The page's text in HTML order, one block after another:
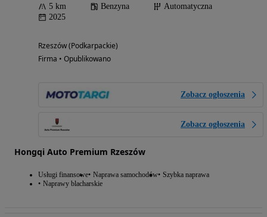
5 km Benzyna
Automatyczna
2025
Rzeszów (Podkarpackie)
Firma • Opublikowano
Zobacz ogłoszenia
Zobacz ogłoszenia
Hongqi Auto Premium Rzeszów
Usługi finansowe Naprawa samochodów Szybka naprawa
Naprawy blacharskie